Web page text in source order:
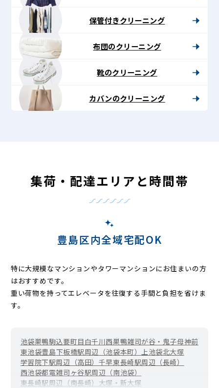
保管付きクリーニング
布団のクリーニング
靴のクリーニング
カバンのクリーニング
集荷・配達エリアと時間帯
豊島区内全域宅配OK
特に大規模なマンションやタワーマンションにお住まいの方
はおすすめです。
重い荷物を持ってエレベータを往復する手間と負担を省けま
す。
池袋巣鴨駒込要町目白千川西巣鴨雑司が谷・鬼子母神前
東池袋豊島下板橋駅周辺（池袋本町） 上池袋北大塚
学習院下駅周辺（高田） 千早東長崎駅周辺（長崎）
西池袋都電雑司ヶ谷駅周辺（南池袋）
東長崎駅周辺（南長崎） 大塚・新大塚